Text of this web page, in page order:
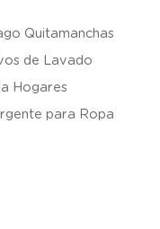
Quitamanchas
de Lavado
Hogares
para Ropa